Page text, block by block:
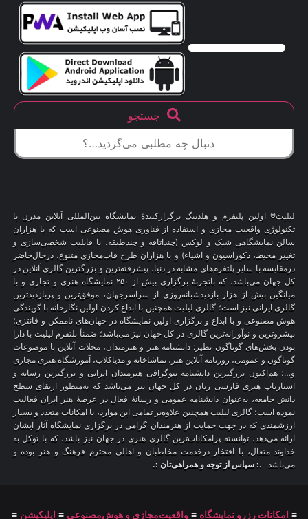
جستجو
لیلیت® اولین پلتفرم و هلدینگ برگزارکنندهٔ نمایشگاه بین‌المللی آنلاین مدرن با
تکنولوژی واقعیت مجازی و استفاده از فناوری هوش مصنوعی است که با هزاران
سالن نمایشگاهی شیک و لوکس (چنداتاقه و چندطبقه، با قابلیت شخصی‌سازی و
تغییر محیط، دکوراسیون و اشیاء) و با هزاران طرح قاب‌مجازی متنوع، درحال‌حاضر
درمقایسه با سایر پلتفرم‌های مشابه در دنیا، پیشرفته‌ترین و بزرگترین گالری آنلاین در
کل جهان می‌باشد، که باتجربهٔ برگزاری بیش از ۲۵۰ نمایشگاه هنری و تجاری و با
میانگین بیش از هزار بازدیدشبانه‌روزی از سراسرجهان، موفق‌ترین و پربازدیدترین
گالری ایرانی نیز است؛ گالری لیلیت همچنین با ابداع کردن اولین نگارخانه با گویندگی
هوش مصنوعی و با ابداع و برگزاری اولین نمایشگاه در جهان‌های ناممکن و فانتزی؛
پیشروترین و نوآورانه‌ترین گالری در کل جهان نیز می‌باشد؛ ضمناً پلتفرم لیلیت با دارا
بودن بخش‌های گوناگون نظیر: دانشنامه هنر و هنرمندان، مجلات آنلاین با موضوعات
گوناگون و عمومی، روزنامه آنلاین هنر، تماشاخانه و مدیاکلاب، آموزشگاه هنری مجازی
و…؛ هم‌اکنون بزرگترین دانشنامه بیوگرافی هنرمندان ایرانی و بزرگترین رسانه و
استارتاپ هنری فارسی زبان در کل جهان نیز می‌باشد که به‌منظور ارتقای سطح
دانش جامعه، به‌عنوان دانشنامه عمومی و رسانهٔ فعال در عرصهٔ هنر ایران فعالیت
نموده است؛ گالری لیلیت همچنین علاوه‌بر تمامی این موارد، با امکانات متعدد و بسیار
ارزشمندی که در جهت حمایت از هنرمندان گرامی در برگزاری نمایشگاه آثار ایشان
ارائه می‌دهد، توانسته پرامکانات‌ترین گالری هنری در جهان نیز باشد، که با توکل به
خداوند متعال، با افتخار درخدمت مخاطبان و اهالی محترم فرهنگ و هنر بوده و
می‌باشد. .: سپاس از توجه و همراهی‌تان :.
≡ امکانات رزرو نمایشگاه ≡واقعیت‌مجازی و هوش‌مصنوعی ≡ اپلیکیشن ≡